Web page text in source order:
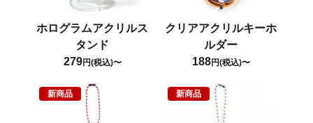
ホログラムアクリルス
タンド
279円(税込)〜
クリアアクリルキーホ
ルダー
188円(税込)〜
新商品 新商品